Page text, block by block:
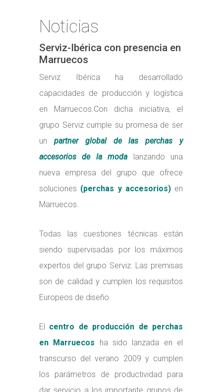
Noticias
Serviz-Ibérica con presencia en
Marruecos
Serviz Ibérica ha desarrollado
capacidades de producción y logística
en Marruecos.Con dicha iniciativa, el
grupo Serviz cumple su promesa de ser
un partner global de las perchas y
accesorios de la modalanzando una
nueva empresa del grupo que ofrece
soluciones (perchas y accesorios)en
Marruecos.
Todas las cuestiones técnicas están
siendo supervisadas por los máximos
expertos del grupo Serviz. Las premisas
son de calidad y cumplen los requisitos
Europeos de diseño.
El centro de producción de perchas
en Marruecos ha sido lanzada en el
transcurso del verano 2009 y cumplen
los parámetros de productividad para